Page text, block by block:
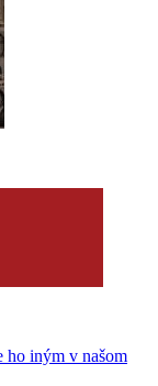
ho iným v našom